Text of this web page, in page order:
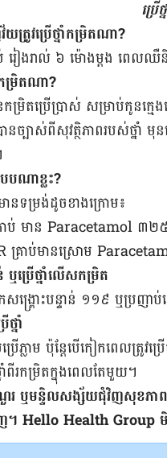
ប្រើ​​​
រូវ​ប្រើ​ថ្នាំ​​កម្រិត​ណា?
រៀងរាល់​ ៦​ ម៉ោង​ម្តង ពេល
កម្រិត​ណា?
កម្រិត​ប្រើ​ប្រាស់ សម្រាប់​កូន​ក្ម
ន​ច្បាស់​ពី​សុវត្ថិភាព​របស់​ថ្នាំ
ប​ណា​ខ្លះ?
ទម្រង់​ដូច​ខាង​ក្រោម​៖
រាប់​ មាន Paracetamol ៣
រាប់​មាន​ស្រោម
ប្រើ​ថ្នាំ​លើស​កម្រិត
សង្គ្រោះ​បន្ទាន់ ១១៩ ឬ​ប្រញា
នាំ
រើ​ភ្លាម ប៉ុន្តែ​បើ​កៀក​ពេល​ត្រូវ​ប្រ
ពីរ​កម្រិត​ក្នុង​ពេល​តែ​មួយ។
ឬ​មន្ទិល​សង្ស័យ​ជុំវិញ​សុខភាព​
Hello Health Group​ មិន​